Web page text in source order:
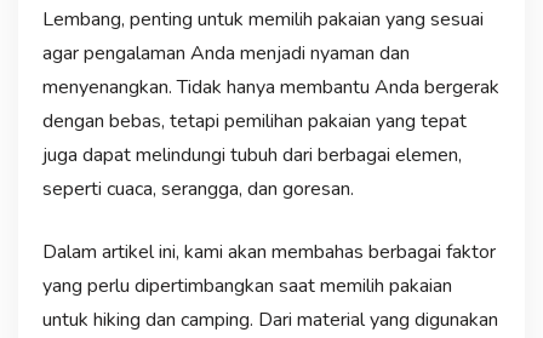
Lembang, penting untuk memilih pakaian yang sesuai
agar pengalaman Anda menjadi nyaman dan
menyenangkan. Tidak hanya membantu Anda bergerak
dengan bebas, tetapi pemilihan pakaian yang tepat
juga dapat melindungi tubuh dari berbagai elemen,
seperti cuaca, serangga, dan goresan.
Dalam artikel ini, kami akan membahas berbagai faktor
yang perlu dipertimbangkan saat memilih pakaian
untuk hiking dan camping. Dari material yang digunakan